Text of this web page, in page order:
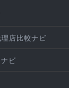
店比較ナビ
ビ